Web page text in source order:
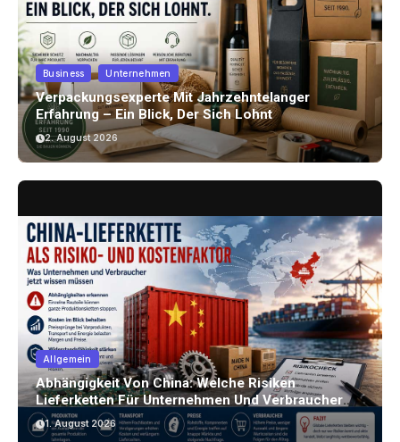
Business Unternehmen
Verpackungsexperte Mit Jahrzehntelanger
Erfahrung – Ein Blick, Der Sich Lohnt
2. August 2026
Allgemein
Abhängigkeit Von China: Welche Risiken
Lieferketten Für Unternehmen Und Verbraucher
Bergen
1. August 2026